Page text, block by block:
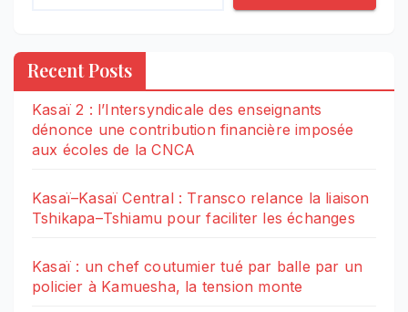
Recent Posts
Kasaï 2 : l’Intersyndicale des enseignants
dénonce une contribution financière imposée
aux écoles de la CNCA
Kasaï–Kasaï Central : Transco relance la liaison
Tshikapa–Tshiamu pour faciliter les échanges
Kasaï : un chef coutumier tué par balle par un
policier à Kamuesha, la tension monte